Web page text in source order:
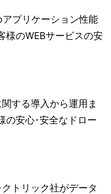
プリケーション性能
様のWEBサービスの安
する導入から運用ま
の安心･安全なドロー
トリック社がデータ